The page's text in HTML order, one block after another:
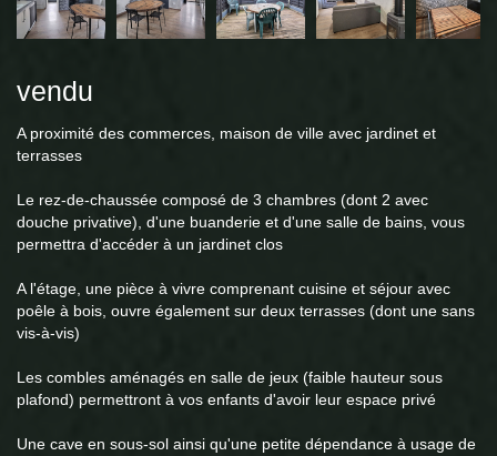
vendu
A proximité des commerces, maison de ville avec jardinet et
terrasses
Le rez-de-chaussée composé de 3 chambres (dont 2 avec
douche privative), d'une buanderie et d'une salle de bains, vous
permettra d'accéder à un jardinet clos
A l'étage, une pièce à vivre comprenant cuisine et séjour avec
poêle à bois, ouvre également sur deux terrasses (dont une sans
vis-à-vis)
Les combles aménagés en salle de jeux (faible hauteur sous
plafond) permettront à vos enfants d'avoir leur espace privé
Une cave en sous-sol ainsi qu'une petite dépendance à usage de